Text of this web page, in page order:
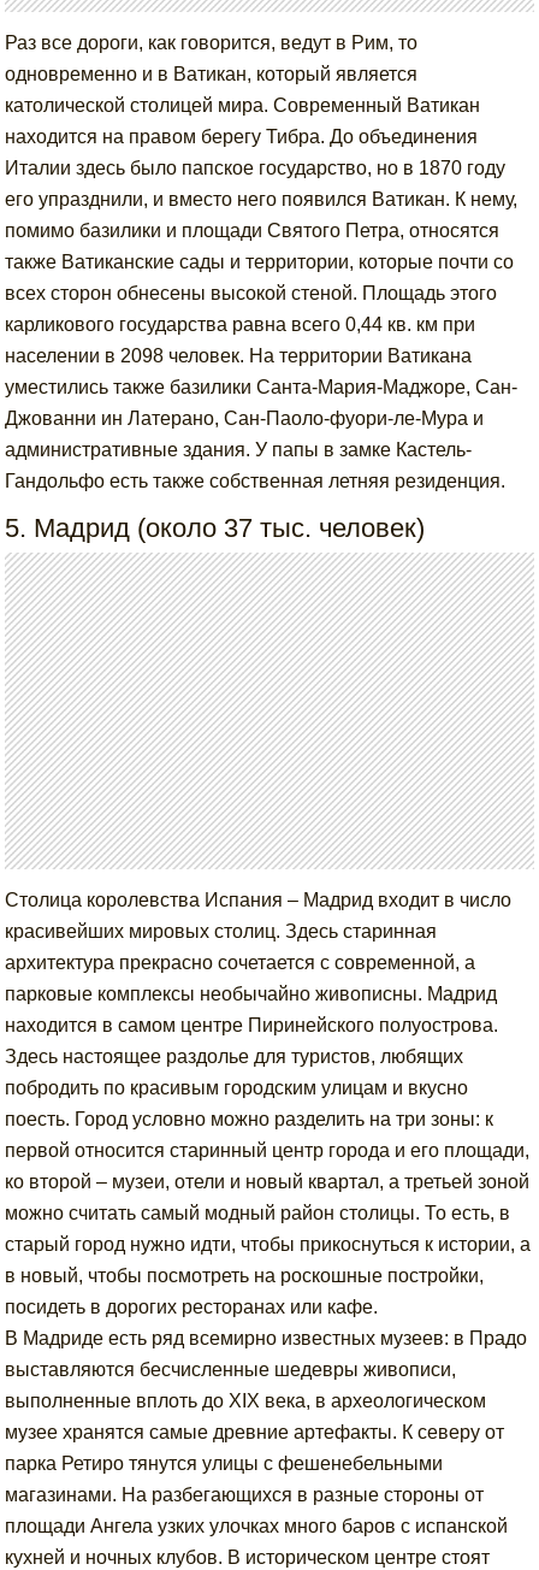
Раз все дороги, как говорится, ведут в Рим, то
одновременно и в Ватикан, который является
католической столицей мира. Современный Ватикан
находится на правом берегу Тибра. До объединения
Италии здесь было папское государство, но в 1870 году
его упразднили, и вместо него появился Ватикан. К нему,
помимо базилики и площади Святого Петра, относятся
также Ватиканские сады и территории, которые почти со
всех сторон обнесены высокой стеной. Площадь этого
карликового государства равна всего 0,44 кв. км при
населении в 2098 человек. На территории Ватикана
уместились также базилики Санта-Мария-Маджоре, Сан-
Джованни ин Латерано, Сан-Паоло-фуори-ле-Мура и
административные здания. У папы в замке Кастель-
Гандольфо есть также собственная летняя резиденция.
5. Мадрид (около 37 тыс. человек)
Столица королевства Испания – Мадрид входит в число
красивейших мировых столиц. Здесь старинная
архитектура прекрасно сочетается с современной, а
парковые комплексы необычайно живописны. Мадрид
находится в самом центре Пиринейского полуострова.
Здесь настоящее раздолье для туристов, любящих
побродить по красивым городским улицам и вкусно
поесть. Город условно можно разделить на три зоны: к
первой относится старинный центр города и его площади,
ко второй – музеи, отели и новый квартал, а третьей зоной
можно считать самый модный район столицы. То есть, в
старый город нужно идти, чтобы прикоснуться к истории, а
в новый, чтобы посмотреть на роскошные постройки,
посидеть в дорогих ресторанах или кафе.
В Мадриде есть ряд всемирно известных музеев: в Прадо
выставляются бесчисленные шедевры живописи,
выполненные вплоть до XIX века, в археологическом
музее хранятся самые древние артефакты. К северу от
парка Ретиро тянутся улицы с фешенебельными
магазинами. На разбегающихся в разные стороны от
площади Ангела узких улочках много баров с испанской
кухней и ночных клубов. В историческом центре стоят